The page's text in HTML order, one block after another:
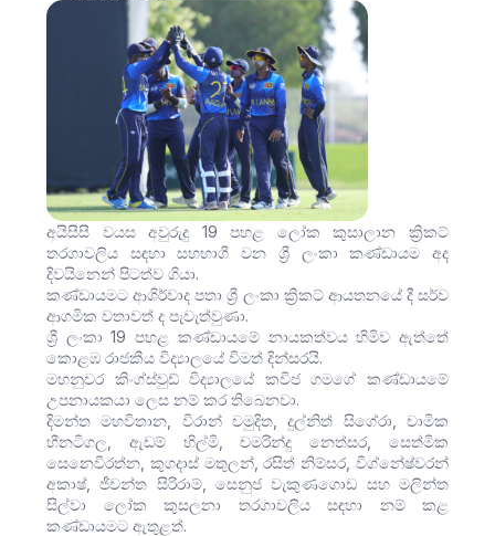
අයිසීසී වයස අවුරුදු 19 පහළ ලෝක කුසාලාන ක්‍රිකට්
තරගාවලිය සඳහා සහභාගී වන ශ්‍රී ලංකා කණ්ඩායම අද
දිවයිනෙන් පිටත්ව ගියා.
කණ්ඩායමට ආශිර්වාද පතා ශ්‍රී ලංකා ක්‍රිකට් ආයතනයේ දී සර්ව
ආගමික වතාවත් ද පැවැත්වුණා.
ශ්‍රී ලංකා 19 පහළ කණ්ඩායමේ නායකත්වය හිමිව ඇත්තේ
කොළඹ රාජකීය විද්‍යාලයේ විමත් දින්සරයි.
මහනුවර කිංග්ස්වුඩ් විද්‍යාලයේ කවිජ ගමගේ කණ්ඩායමේ
උපනායකයා ලෙස නම් කර තිබෙනවා.
දිමන්ත මහවිතාන, විරාන් චමුදිත, දුල්නිත් සිගේරා, චාමික
හීනටිගල, ඇඩම් හිල්මි, චමරින්දු නෙත්සර, සෙත්මික
සෙනෙවිරත්න, කුගදාස් මතුලන්, රසිත් නිම්සර, විග්නේෂ්වරන්
අකාෂ්, ජීවන්ත සිරිරාම්, සෙනුජ වැකුණගොඩ සහ මලින්ත
සිල්වා ලෝක කුසලනා තරගාවලිය සඳහා නම් කළ
කණ්ඩායමට ඇතුළත්.